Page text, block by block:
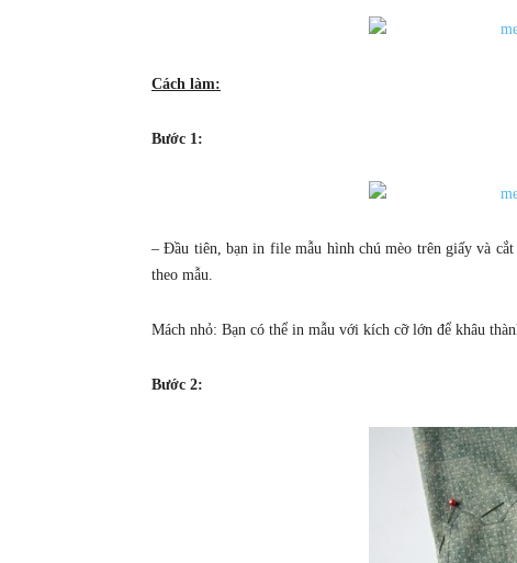
Cách làm:
Bước 1:
– Đầu tiên, bạn in file mẫu hình chú mèo trên giấy và
theo mẫu.
Mách nhỏ: Bạn có thể in mẫu với kích cỡ lớn để khâu
Bước 2: